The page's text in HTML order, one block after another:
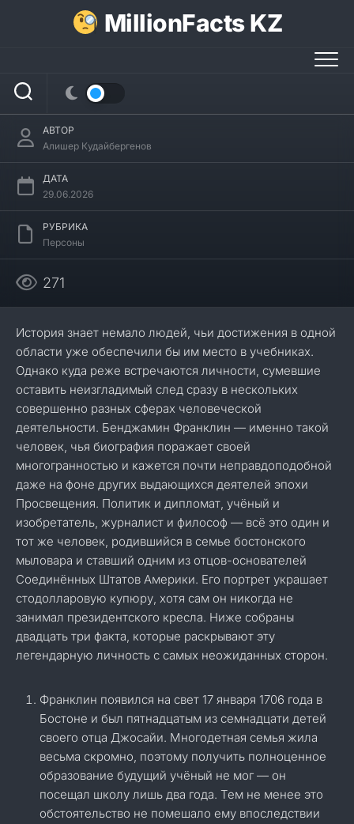
MillionFacts KZ
АВТОР
Алишер Кудайбергенов
ДАТА
29.06.2026
РУБРИКА
Персоны
271
История знает немало людей, чьи достижения в одной
области уже обеспечили бы им место в учебниках.
Однако куда реже встречаются личности, сумевшие
оставить неизгладимый след сразу в нескольких
совершенно разных сферах человеческой
деятельности. Бенджамин Франклин — именно такой
человек, чья биография поражает своей
многогранностью и кажется почти неправдоподобной
даже на фоне других выдающихся деятелей эпохи
Просвещения. Политик и дипломат, учёный и
изобретатель, журналист и философ — всё это один и
тот же человек, родившийся в семье бостонского
мыловара и ставший одним из отцов-основателей
Соединённых Штатов Америки. Его портрет украшает
стодолларовую купюру, хотя сам он никогда не
занимал президентского кресла. Ниже собраны
двадцать три факта, которые раскрывают эту
легендарную личность с самых неожиданных сторон.
Франклин появился на свет 17 января 1706 года в
Бостоне и был пятнадцатым из семнадцати детей
своего отца Джосайи. Многодетная семья жила
весьма скромно, поэтому получить полноценное
образование будущий учёный не мог — он
посещал школу лишь два года. Тем не менее это
обстоятельство не помешало ему впоследствии